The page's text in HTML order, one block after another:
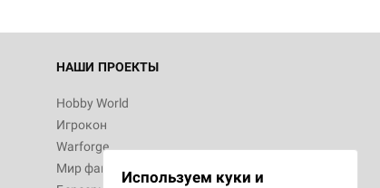
НАШИ ПРОЕКТЫ
Hobby World
Игрокон
Warforge
Мир фантастикиИспользуем куки и